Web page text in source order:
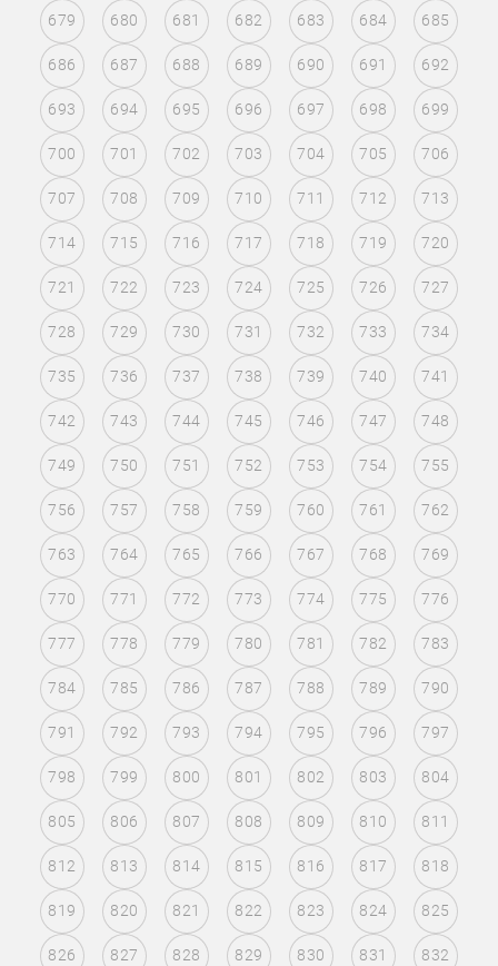
679 680 681 682 683 684 685
686 687 688 689 690 691 692
693 694 695 696 697 698 699
700 701 702 703 704 705 706
707 708 709 710 711 712 713
714 715 716 717 718 719 720
721 722 723 724 725 726 727
728 729 730 731 732 733 734
735 736 737 738 739 740 741
742 743 744 745 746 747 748
749 750 751 752 753 754 755
756 757 758 759 760 761 762
763 764 765 766 767 768 769
770 771 772 773 774 775 776
777 778 779 780 781 782 783
784 785 786 787 788 789 790
791 792 793 794 795 796 797
798 799 800 801 802 803 804
805 806 807 808 809 810 811
812 813 814 815 816 817 818
819 820 821 822 823 824 825
826 827 828 829 830 831 832